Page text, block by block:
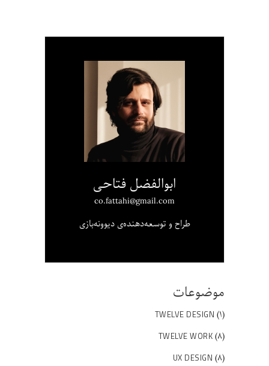
ابوالفضل فتاحی
co.fattahi@gmail.com
طراح و توسعه‌دهنده‌ی دیوونه‌بازی
موضوعات
TWELVE DESIGN (۱)
TWELVE WORK (۸)
UX DESIGN (۸)